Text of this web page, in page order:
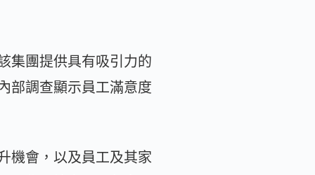
集團提供具有吸引力的
部調查顯示員工滿意度
機會，以及員工及其家